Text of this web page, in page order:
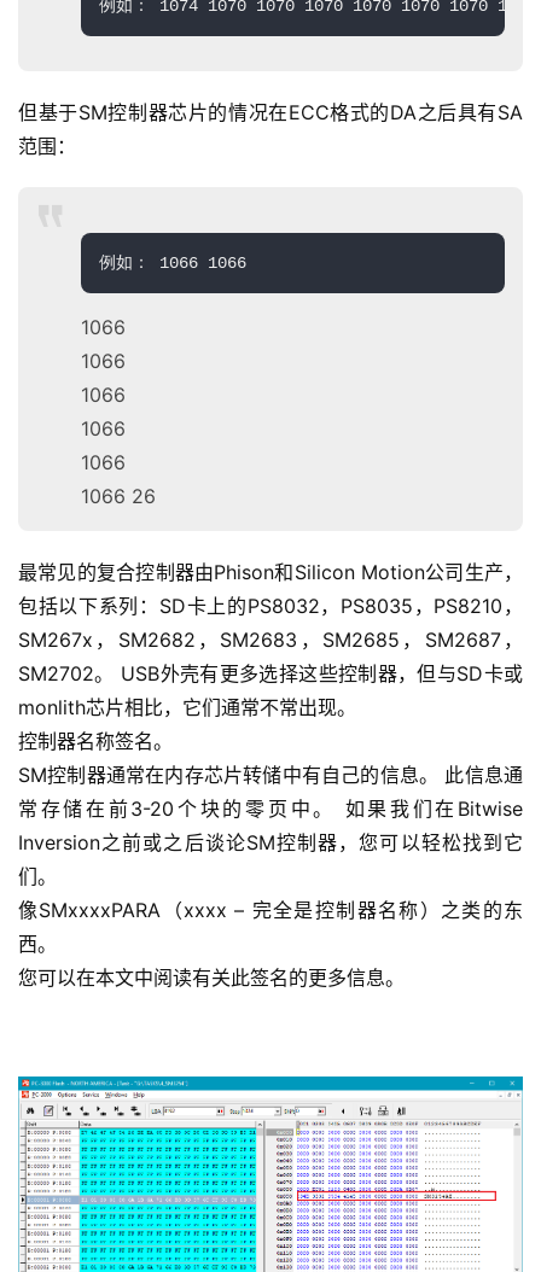
例如： 1074 1070 1070 1070 1070 1070 1070 1070
但基于SM控制器芯片的情况在ECC格式的DA之后具有SA
范围：
例如： 1066 1066
1066
1066
1066
1066
1066
1066 26
最常见的复合控制器由Phison和Silicon Motion公司生产，
包括以下系列：SD卡上的PS8032，PS8035，PS8210，
SM267x，SM2682，SM2683，SM2685，SM2687，
SM2702。
USB外壳有更多选择这些控制器，但与SD卡或
monlith芯片相比，它们通常不常出现。
控制器名称签名。
SM控制器通常在内存芯片转储中有自己的信息。
此信息通
常存储在前3-20个块的零页中。 如果我们在Bitwise
Inversion之前或之后谈论SM控制器，您可以轻松找到它
们。
像SMxxxxPARA（xxxx – 完全是控制器名称）之类的东
西。
您可以在本文中阅读有关此签名的更多信息。